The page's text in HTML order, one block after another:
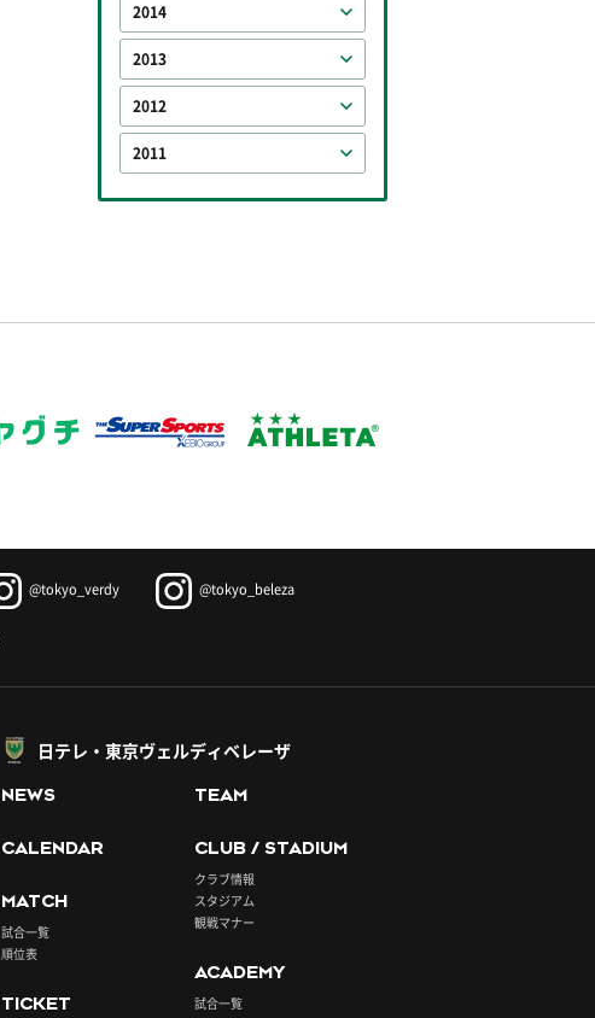
2014
2013
2012
2011
@tokyo_verdy @tokyo_beleza
日テレ・東京ヴェルディベレーザ
NEWS
CALENDAR
MATCH
試合一覧
順位表
TICKET
TEAM
CLUB / STADIUM
クラブ情報
スタジアム
観戦マナー
ACADEMY
試合一覧